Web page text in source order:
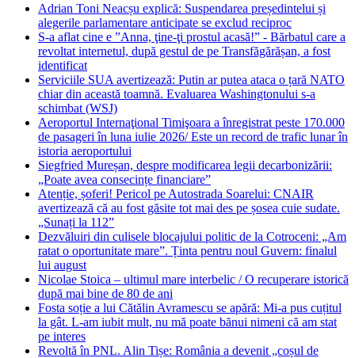
Adrian Toni Neacșu explică: Suspendarea președintelui și
alegerile parlamentare anticipate se exclud reciproc
S-a aflat cine e ”Anna, ţine-ţi prostul acasă!” - Bărbatul care a
revoltat internetul, după gestul de pe Transfăgărășan, a fost
identificat
Serviciile SUA avertizează: Putin ar putea ataca o țară NATO
chiar din această toamnă. Evaluarea Washingtonului s-a
schimbat (WSJ)
Aeroportul Internaţional Timişoara a înregistrat peste 170.000
de pasageri în luna iulie 2026/ Este un record de trafic lunar în
istoria aeroportului
Siegfried Mureșan, despre modificarea legii decarbonizării:
„Poate avea consecințe financiare”
Atenție, șoferi! Pericol pe Autostrada Soarelui: CNAIR
avertizează că au fost găsite tot mai des pe șosea cuie sudate.
„Sunați la 112”
Dezvăluiri din culisele blocajului politic de la Cotroceni: „Am
ratat o oportunitate mare”. Ținta pentru noul Guvern: finalul
lui august
Nicolae Stoica – ultimul mare interbelic / O recuperare istorică
după mai bine de 80 de ani
Fosta soție a lui Cătălin Avramescu se apără: Mi-a pus cuțitul
la gât. L-am iubit mult, nu mă poate bănui nimeni că am stat
pe interes
Revoltă în PNL. Alin Tișe: România a devenit „coșul de